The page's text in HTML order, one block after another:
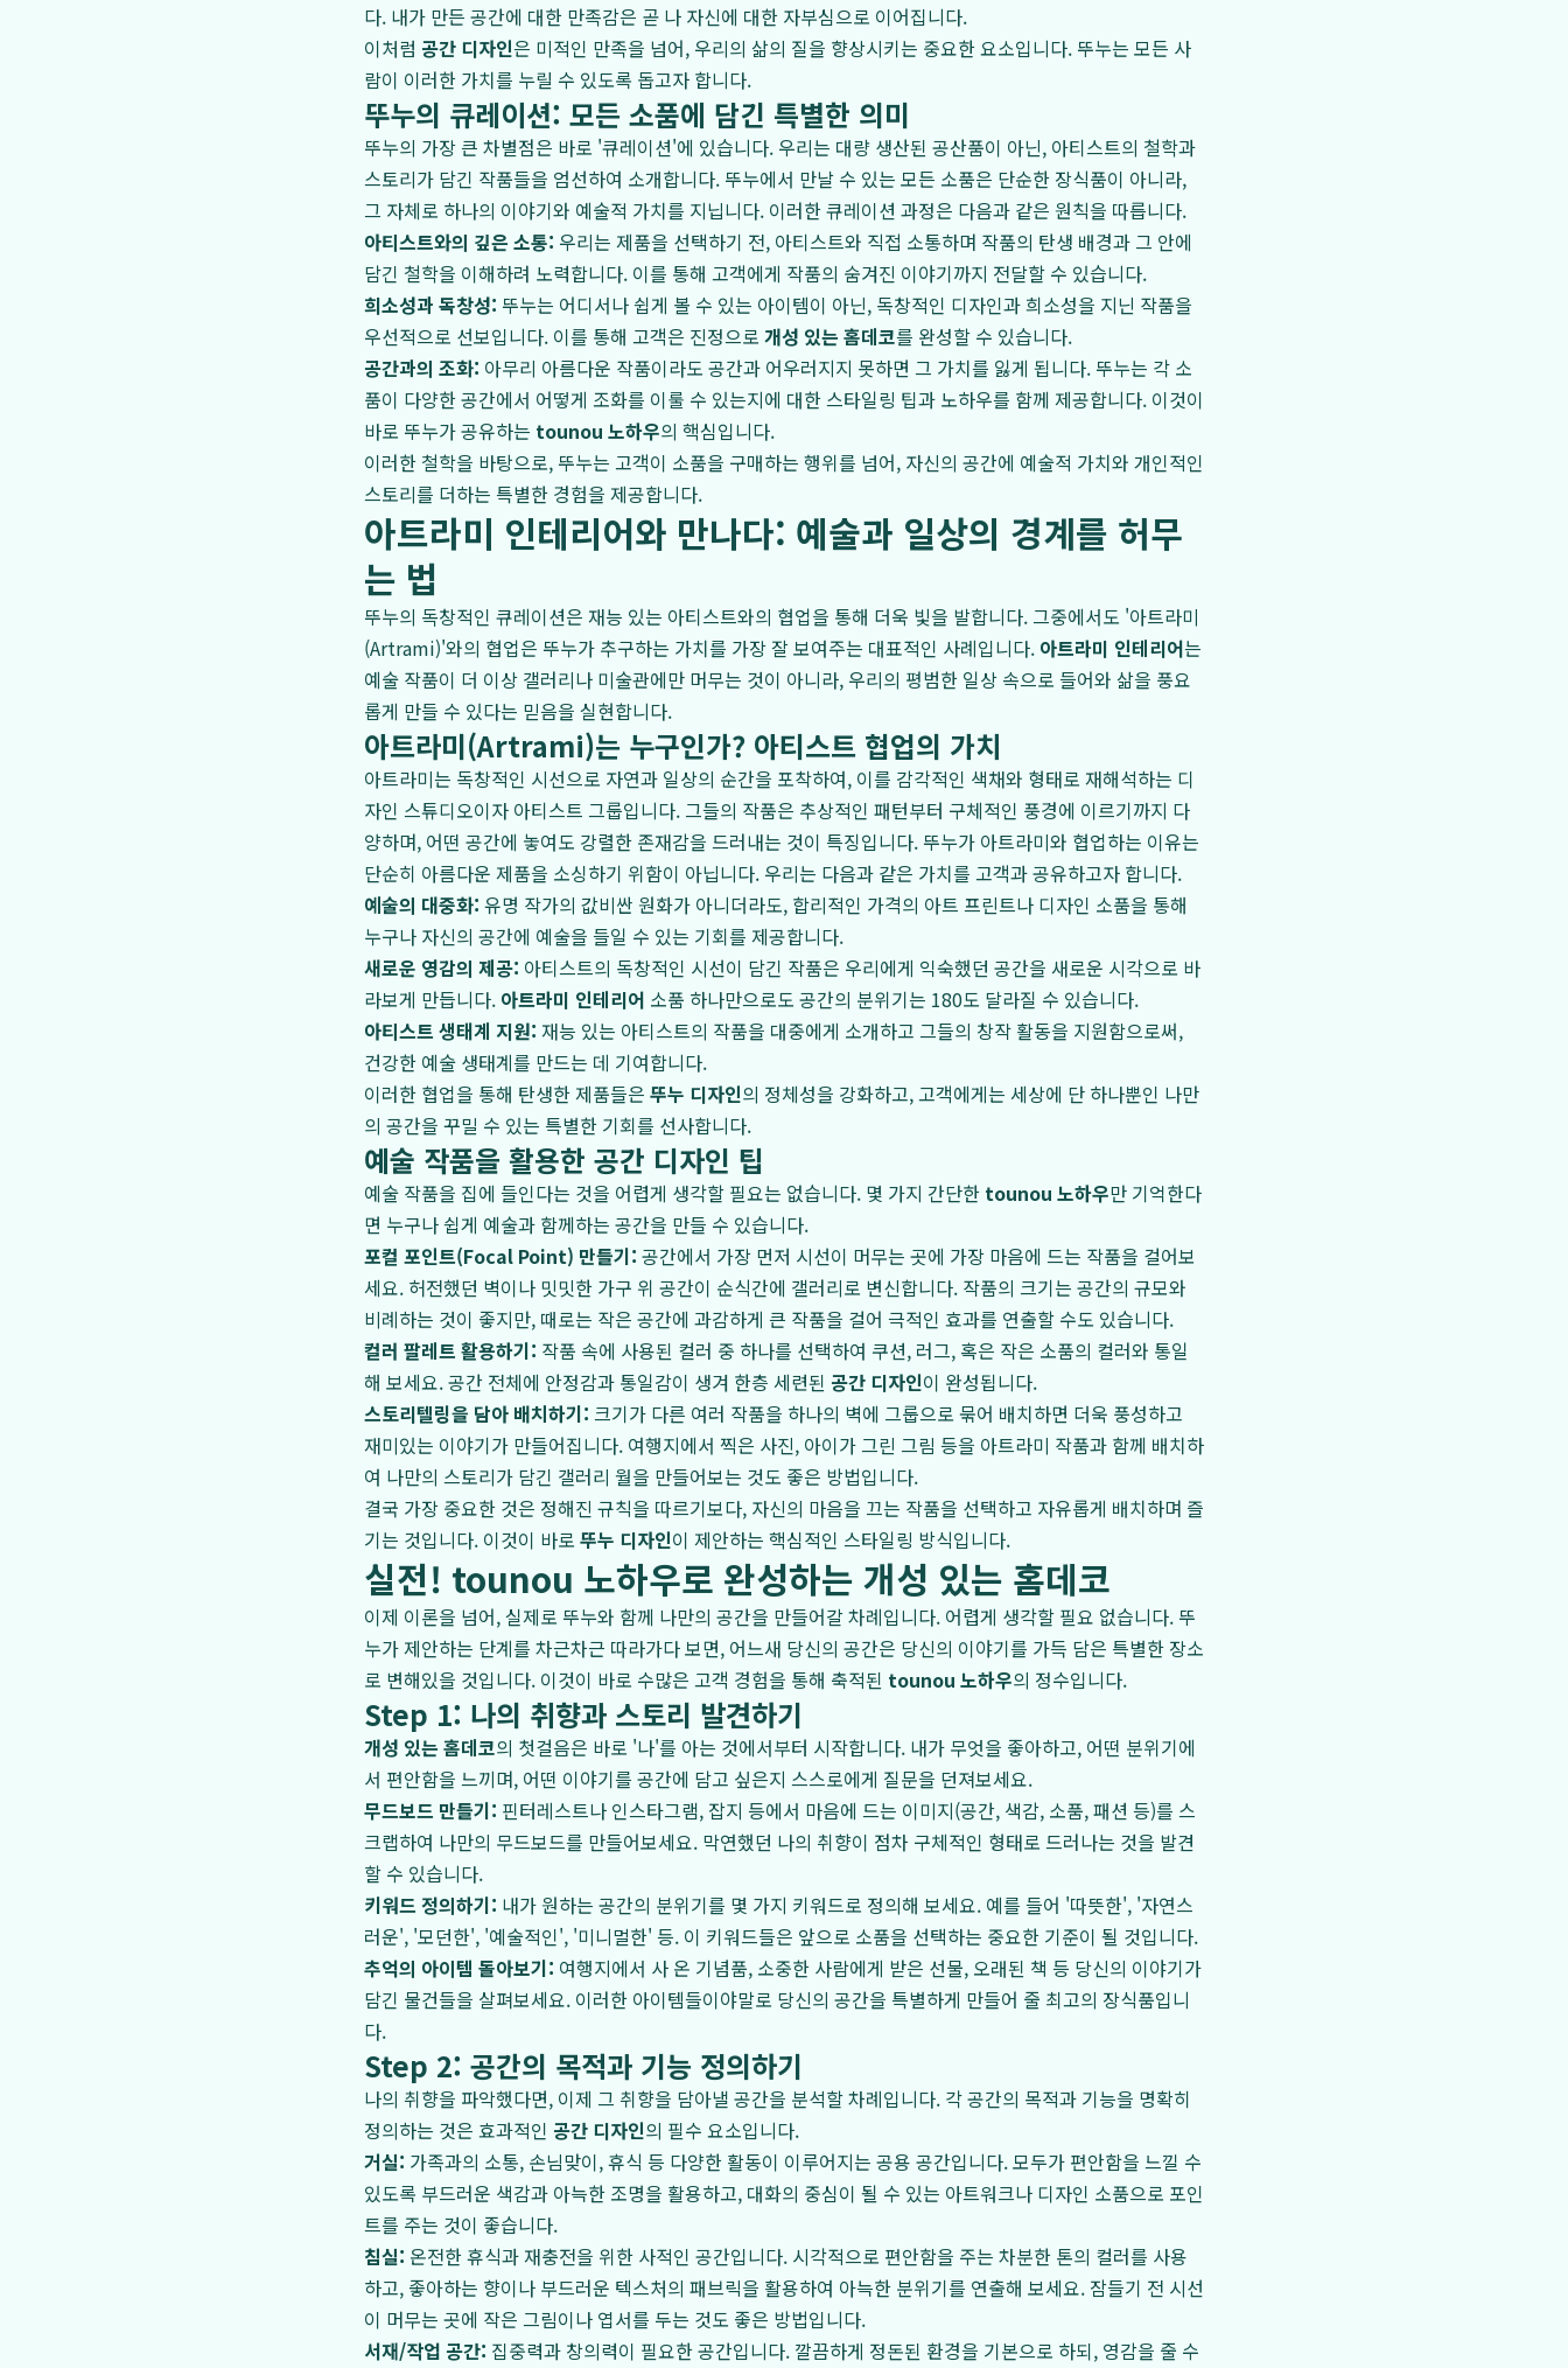
다. 내가 만든 공간에 대한 만족감은 곧 나 자신에 대한 자부심으로 이어집니다.
이처럼 공간 디자인은 미적인 만족을 넘어, 우리의 삶의 질을 향상시키는 중요한 요소입니다. 뚜누는 모든 사
람이 이러한 가치를 누릴 수 있도록 돕고자 합니다.
뚜누의 큐레이션: 모든 소품에 담긴 특별한 의미
뚜누의 가장 큰 차별점은 바로 '큐레이션'에 있습니다. 우리는 대량 생산된 공산품이 아닌, 아티스트의 철학과
스토리가 담긴 작품들을 엄선하여 소개합니다. 뚜누에서 만날 수 있는 모든 소품은 단순한 장식품이 아니라,
그 자체로 하나의 이야기와 예술적 가치를 지닙니다. 이러한 큐레이션 과정은 다음과 같은 원칙을 따릅니다.
아티스트와의 깊은 소통: 우리는 제품을 선택하기 전, 아티스트와 직접 소통하며 작품의 탄생 배경과 그 안에
담긴 철학을 이해하려 노력합니다. 이를 통해 고객에게 작품의 숨겨진 이야기까지 전달할 수 있습니다.
희소성과 독창성: 뚜누는 어디서나 쉽게 볼 수 있는 아이템이 아닌, 독창적인 디자인과 희소성을 지닌 작품을
우선적으로 선보입니다. 이를 통해 고객은 진정으로 개성 있는 홈데코를 완성할 수 있습니다.
공간과의 조화: 아무리 아름다운 작품이라도 공간과 어우러지지 못하면 그 가치를 잃게 됩니다. 뚜누는 각 소
품이 다양한 공간에서 어떻게 조화를 이룰 수 있는지에 대한 스타일링 팁과 노하우를 함께 제공합니다. 이것이
바로 뚜누가 공유하는 tounou 노하우의 핵심입니다.
이러한 철학을 바탕으로, 뚜누는 고객이 소품을 구매하는 행위를 넘어, 자신의 공간에 예술적 가치와 개인적인
스토리를 더하는 특별한 경험을 제공합니다.
아트라미 인테리어와 만나다: 예술과 일상의 경계를 허무
는 법
뚜누의 독창적인 큐레이션은 재능 있는 아티스트와의 협업을 통해 더욱 빛을 발합니다. 그중에서도 '아트라미
(Artrami)'와의 협업은 뚜누가 추구하는 가치를 가장 잘 보여주는 대표적인 사례입니다. 아트라미 인테리어는
예술 작품이 더 이상 갤러리나 미술관에만 머무는 것이 아니라, 우리의 평범한 일상 속으로 들어와 삶을 풍요
롭게 만들 수 있다는 믿음을 실현합니다.
아트라미(Artrami)는 누구인가? 아티스트 협업의 가치
아트라미는 독창적인 시선으로 자연과 일상의 순간을 포착하여, 이를 감각적인 색채와 형태로 재해석하는 디
자인 스튜디오이자 아티스트 그룹입니다. 그들의 작품은 추상적인 패턴부터 구체적인 풍경에 이르기까지 다
양하며, 어떤 공간에 놓여도 강렬한 존재감을 드러내는 것이 특징입니다. 뚜누가 아트라미와 협업하는 이유는
단순히 아름다운 제품을 소싱하기 위함이 아닙니다. 우리는 다음과 같은 가치를 고객과 공유하고자 합니다.
예술의 대중화: 유명 작가의 값비싼 원화가 아니더라도, 합리적인 가격의 아트 프린트나 디자인 소품을 통해
누구나 자신의 공간에 예술을 들일 수 있는 기회를 제공합니다.
새로운 영감의 제공: 아티스트의 독창적인 시선이 담긴 작품은 우리에게 익숙했던 공간을 새로운 시각으로 바
라보게 만듭니다. 아트라미 인테리어 소품 하나만으로도 공간의 분위기는 180도 달라질 수 있습니다.
아티스트 생태계 지원: 재능 있는 아티스트의 작품을 대중에게 소개하고 그들의 창작 활동을 지원함으로써,
건강한 예술 생태계를 만드는 데 기여합니다.
이러한 협업을 통해 탄생한 제품들은 뚜누 디자인의 정체성을 강화하고, 고객에게는 세상에 단 하나뿐인 나만
의 공간을 꾸밀 수 있는 특별한 기회를 선사합니다.
예술 작품을 활용한 공간 디자인 팁
예술 작품을 집에 들인다는 것을 어렵게 생각할 필요는 없습니다. 몇 가지 간단한 tounou 노하우만 기억한다
면 누구나 쉽게 예술과 함께하는 공간을 만들 수 있습니다.
포컬 포인트(Focal Point) 만들기: 공간에서 가장 먼저 시선이 머무는 곳에 가장 마음에 드는 작품을 걸어보
세요. 허전했던 벽이나 밋밋한 가구 위 공간이 순식간에 갤러리로 변신합니다. 작품의 크기는 공간의 규모와
비례하는 것이 좋지만, 때로는 작은 공간에 과감하게 큰 작품을 걸어 극적인 효과를 연출할 수도 있습니다.
컬러 팔레트 활용하기: 작품 속에 사용된 컬러 중 하나를 선택하여 쿠션, 러그, 혹은 작은 소품의 컬러와 통일
해 보세요. 공간 전체에 안정감과 통일감이 생겨 한층 세련된 공간 디자인이 완성됩니다.
스토리텔링을 담아 배치하기: 크기가 다른 여러 작품을 하나의 벽에 그룹으로 묶어 배치하면 더욱 풍성하고
재미있는 이야기가 만들어집니다. 여행지에서 찍은 사진, 아이가 그린 그림 등을 아트라미 작품과 함께 배치하
여 나만의 스토리가 담긴 갤러리 월을 만들어보는 것도 좋은 방법입니다.
결국 가장 중요한 것은 정해진 규칙을 따르기보다, 자신의 마음을 끄는 작품을 선택하고 자유롭게 배치하며 즐
기는 것입니다. 이것이 바로 뚜누 디자인이 제안하는 핵심적인 스타일링 방식입니다.
실전! tounou 노하우로 완성하는 개성 있는 홈데코
이제 이론을 넘어, 실제로 뚜누와 함께 나만의 공간을 만들어갈 차례입니다. 어렵게 생각할 필요 없습니다. 뚜
누가 제안하는 단계를 차근차근 따라가다 보면, 어느새 당신의 공간은 당신의 이야기를 가득 담은 특별한 장소
로 변해있을 것입니다. 이것이 바로 수많은 고객 경험을 통해 축적된 tounou 노하우의 정수입니다.
Step 1: 나의 취향과 스토리 발견하기
개성 있는 홈데코의 첫걸음은 바로 '나'를 아는 것에서부터 시작합니다. 내가 무엇을 좋아하고, 어떤 분위기에
서 편안함을 느끼며, 어떤 이야기를 공간에 담고 싶은지 스스로에게 질문을 던져보세요.
무드보드 만들기: 핀터레스트나 인스타그램, 잡지 등에서 마음에 드는 이미지(공간, 색감, 소품, 패션 등)를 스
크랩하여 나만의 무드보드를 만들어보세요. 막연했던 나의 취향이 점차 구체적인 형태로 드러나는 것을 발견
할 수 있습니다.
키워드 정의하기: 내가 원하는 공간의 분위기를 몇 가지 키워드로 정의해 보세요. 예를 들어 '따뜻한', '자연스
러운', '모던한', '예술적인', '미니멀한' 등. 이 키워드들은 앞으로 소품을 선택하는 중요한 기준이 될 것입니다.
추억의 아이템 돌아보기: 여행지에서 사 온 기념품, 소중한 사람에게 받은 선물, 오래된 책 등 당신의 이야기가
담긴 물건들을 살펴보세요. 이러한 아이템들이야말로 당신의 공간을 특별하게 만들어 줄 최고의 장식품입니
다.
Step 2: 공간의 목적과 기능 정의하기
나의 취향을 파악했다면, 이제 그 취향을 담아낼 공간을 분석할 차례입니다. 각 공간의 목적과 기능을 명확히
정의하는 것은 효과적인 공간 디자인의 필수 요소입니다.
거실: 가족과의 소통, 손님맞이, 휴식 등 다양한 활동이 이루어지는 공용 공간입니다. 모두가 편안함을 느낄 수
있도록 부드러운 색감과 아늑한 조명을 활용하고, 대화의 중심이 될 수 있는 아트워크나 디자인 소품으로 포인
트를 주는 것이 좋습니다.
침실: 온전한 휴식과 재충전을 위한 사적인 공간입니다. 시각적으로 편안함을 주는 차분한 톤의 컬러를 사용
하고, 좋아하는 향이나 부드러운 텍스처의 패브릭을 활용하여 아늑한 분위기를 연출해 보세요. 잠들기 전 시선
이 머무는 곳에 작은 그림이나 엽서를 두는 것도 좋은 방법입니다.
서재/작업 공간: 집중력과 창의력이 필요한 공간입니다. 깔끔하게 정돈된 환경을 기본으로 하되, 영감을 줄 수